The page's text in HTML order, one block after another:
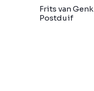
Frits van Genk
Postduif